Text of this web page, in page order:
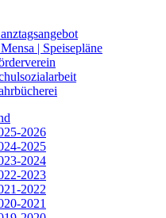
| Speisepläne
2026
2025
2024
2023
2022
2021